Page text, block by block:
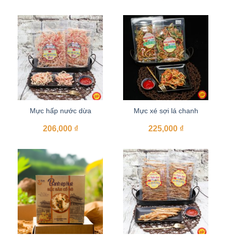
Mực hấp nước dừa
206,000 ₫
Mực xé sợi lá chanh
225,000 ₫